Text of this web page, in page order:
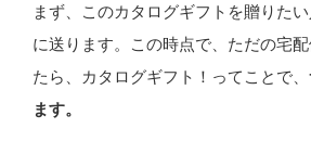
まず、このカタログギフトを贈りたい
に送ります。この時点で、ただの宅
たら、カタログギフト！ってことで、
ます。